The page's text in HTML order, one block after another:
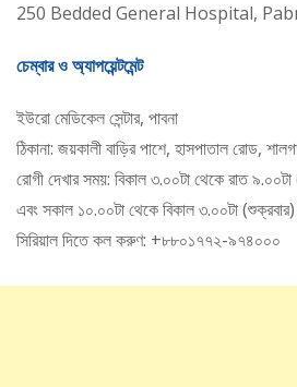
250 Bedded General Hospital,
চেম্বার ও অ্যাপয়েন্টমেন্ট
ইউরো মেডিকেল সেন্টার, পাবনা
ঠিকানা: জয়কালী বাড়ির পাশে, হাসপাতাল রোড,
রোগী দেখার সময়: বিকাল ৩.০০টা থেকে রাত
এবং সকাল ১০.০০টা থেকে বিকাল ৩.০০টা (শুক্রবার)
সিরিয়াল দিতে কল করুণ: +৮৮০১৭৭২-৯৭৪০০০